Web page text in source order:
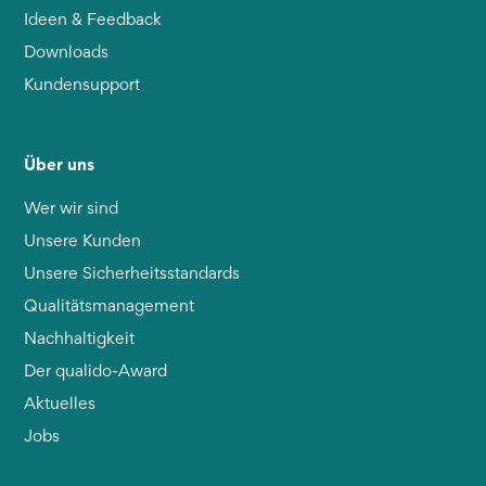
Ideen & Feedback
Downloads
Kundensupport
Über uns
Wer wir sind
Unsere Kunden
Unsere Sicherheitsstandards
Qualitätsmanagement
Nachhaltigkeit
Der qualido-Award
Aktuelles
Jobs